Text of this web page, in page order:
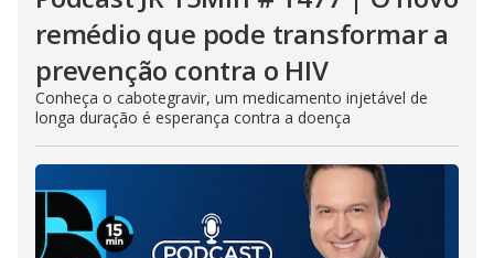
remédio que pode transformar a
prevenção contra o HIV
Conheça o cabotegravir, um medicamento injetável de
longa duração é esperança contra a doença